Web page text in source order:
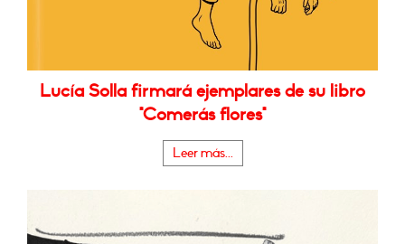
Lucía Solla firmará ejemplares de su libro
"Comerás flores"
Leer más...